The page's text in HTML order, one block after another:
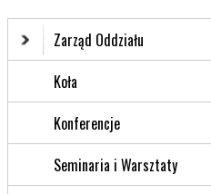
Zarząd Oddziału
Koła
Konferencje
Seminaria i Warsztaty